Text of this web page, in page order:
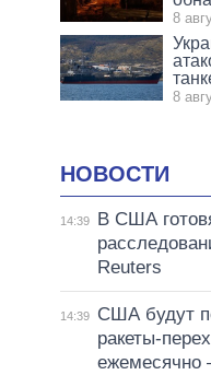
8
8
НОВОСТИ
14:39
В США
Reuters
14:39
США будут
ракеты-
ежемесячно